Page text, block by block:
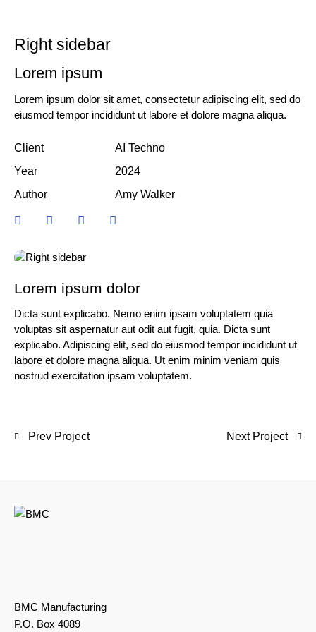
Right sidebar
Lorem ipsum dolor
Dicta sunt explicabo. Nemo enim ipsam voluptatem quia
voluptas sit aspernatur aut odit aut fugit, quia. Dicta sunt
explicabo. Adipiscing elit, sed do eiusmod tempor incididunt ut
labore et dolore magna aliqua. Ut enim minim veniam quis
nostrud exercitation ipsam voluptatem.
Lorem ipsum
Lorem ipsum dolor sit amet, consectetur adipiscing elit, sed do
eiusmod tempor incididunt ut labore et dolore magna aliqua.
Client
AI Techno
Year
2024
Author
Amy Walker
Prev Project Next Project
BMC Manufacturing
P.O. Box 4089